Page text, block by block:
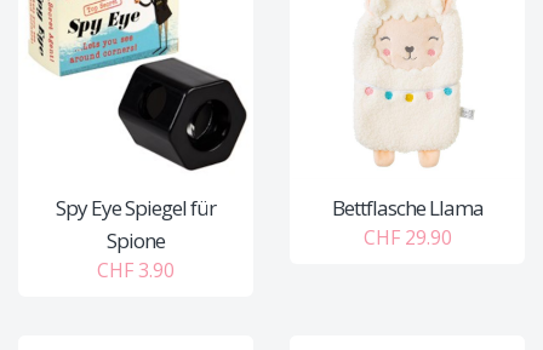
Spy Eye Spiegel für
Spione
CHF 3.90
Bettflasche Llama
CHF 29.90